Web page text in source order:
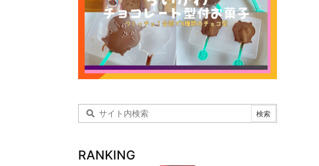
RANKING